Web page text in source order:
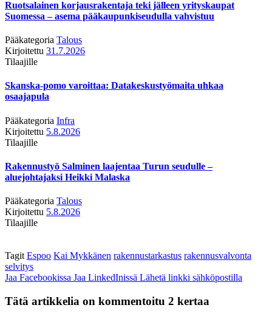
Ruotsalainen korjausrakentaja teki jälleen yrityskaupat
Suomessa – asema pääkaupunkiseudulla vahvistuu
Pääkategoria Talous
Kirjoitettu 31.7.2026
Tilaajille
Skanska-pomo varoittaa: Datakeskustyömaita uhkaa
osaajapula
Pääkategoria Infra
Kirjoitettu 5.8.2026
Tilaajille
Rakennustyö Salminen laajentaa Turun seudulle –
aluejohtajaksi Heikki Malaska
Pääkategoria Talous
Kirjoitettu 5.8.2026
Tilaajille
Tagit Espoo Kai Mykkänen rakennustarkastus rakennusvalvonta
selvitys
Jaa Facebookissa Jaa LinkedInissä Lähetä linkki sähköpostilla
Tätä artikkelia on kommentoitu 2 kertaa